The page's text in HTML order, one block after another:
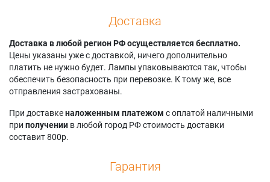
Доставка
Доставка в любой регион РФ осуществляется бесплатно.
Цены указаны уже с доставкой, ничего дополнительно
платить не нужно будет. Лампы упаковываются так, чтобы
обеспечить безопасность при перевозке. К тому же, все
отправления застрахованы.
При доставкеналоженным платежом с оплатой наличными
при получении в любой город РФ стоимость доставки
составит 800р.
Гарантия